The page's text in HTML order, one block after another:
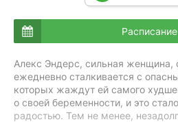
Алекс Эндерс, сильная женщина,
ежедневно сталкивается с
которых жаждут ей самого
о своей беременности, и это
радостью. Тем не менее,